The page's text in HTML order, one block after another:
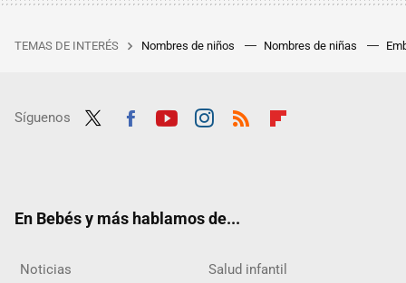
TEMAS DE INTERÉS Nombres de niños Nombres de niñas
Síguenos
En Bebés y más hablamos de...
Noticias Salud infantil